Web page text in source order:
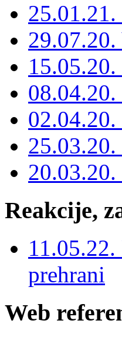
20.03.20.
Reakcije,
prehrani
Web